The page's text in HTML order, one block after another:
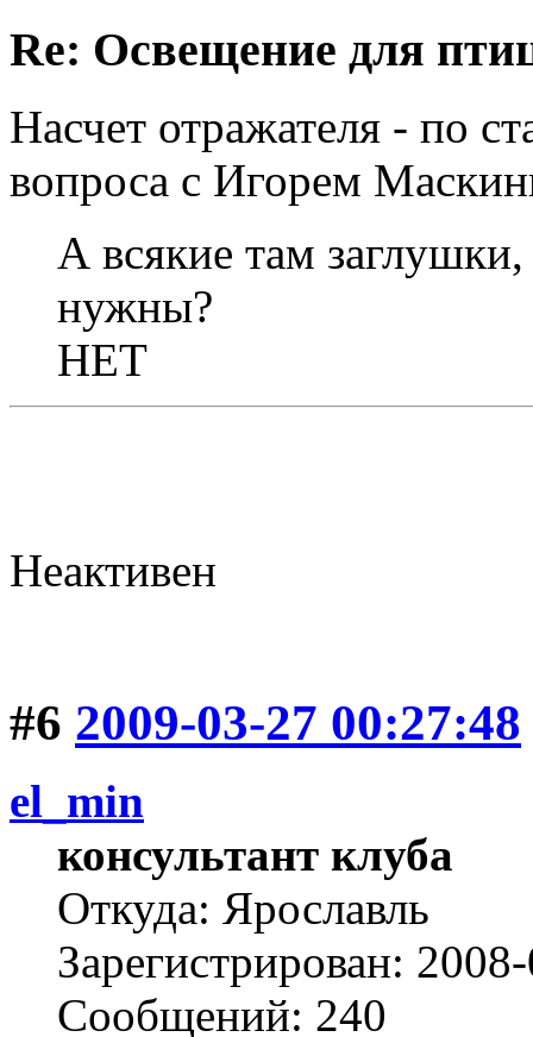
Re: Освещение для
Насчет отражателя - по
вопроса с Игорем
А всякие там
нужны?
НЕТ
Неактивен
#6 2009-03-27 00:27:48
el_min
консультант клуба
Откуда: Ярославль
Зарегистрирован:
Сообщений: 240